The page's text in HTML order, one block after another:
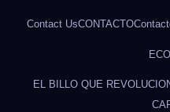
Contact UsCONTACTO
EL BILLO QUE